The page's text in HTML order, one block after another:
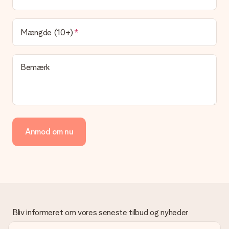
at vores postfirma leverer din gave på denne dag.
Hvilke leveringsmuligheder kan jeg vælge?
I øjeblikket er det ikke (endnu) muligt at vælge en
leveringsindstilling. Den gave, du vil bestille, sendes enten som
en pakke eller som postkasse levering. Vil du gerne vide
hvilken måde din ordre sendes på? Kontakt venligst vores
Vi tilbyder følgende betalingsmetoder: Dankort, Paypal,
kreditkort, faktura via Klarna eller bankoverførsel. I tilfælde af
manuel betaling overførsel, skal du tage højde for en ekstra 3
venligst vores kundeservice, de hjælper gerne med at finde en
passende løsning.
Mængde (10+)
Bemærk
Anmod om nu
Bliv informeret om vores seneste tilbud og nyheder